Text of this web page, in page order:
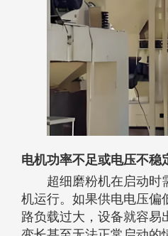
电机功率不足或电压不稳
超细磨粉机在启动时
机运行。如果供电电压偏
路负载过大，设备就容易